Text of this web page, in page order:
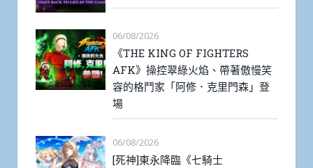
06/08/2026
《THE KING OF FIGHTERS
AFK》操控翠綠火焰、帶著傲慢笑
容的格鬥家「阿修．克里門森」登
場
06/08/2026
[死神]東永降臨《七騎士